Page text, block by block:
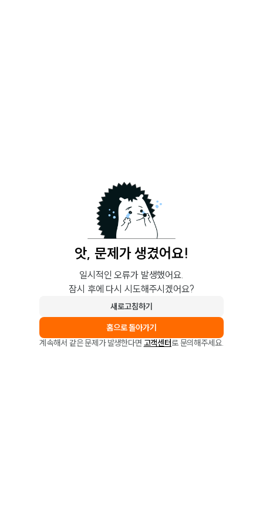
앗, 문제가 생겼어요!
일시적인 오류가 발생했어요.
잠시 후에 다시 시도해주시겠어요?
새로고침하기
홈으로 돌아가기
계속해서 같은 문제가 발생한다면 고객센터로 문의해주세요.